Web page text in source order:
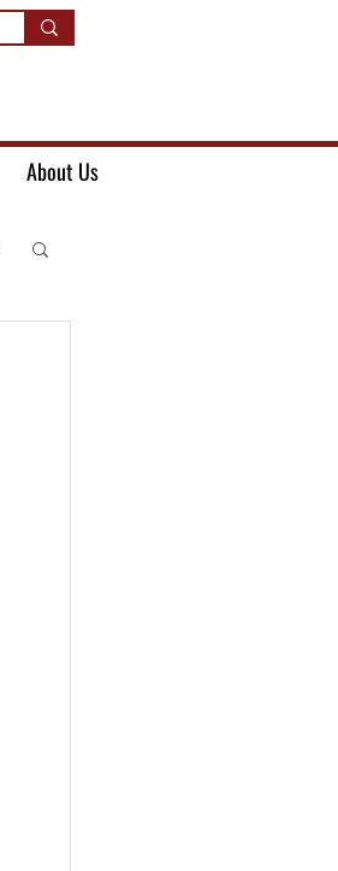
About Us